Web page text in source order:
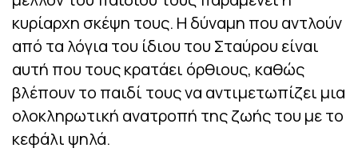
κυρίαρχη σκέψη τους. Η δύναμη που αντλούν
από τα λόγια του ίδιου του Σταύρου είναι
αυτή που τους κρατάει όρθιους, καθώς
βλέπουν το παιδί τους να αντιμετωπίζει μια
ολοκληρωτική ανατροπή της ζωής του με το
κεφάλι ψηλά.